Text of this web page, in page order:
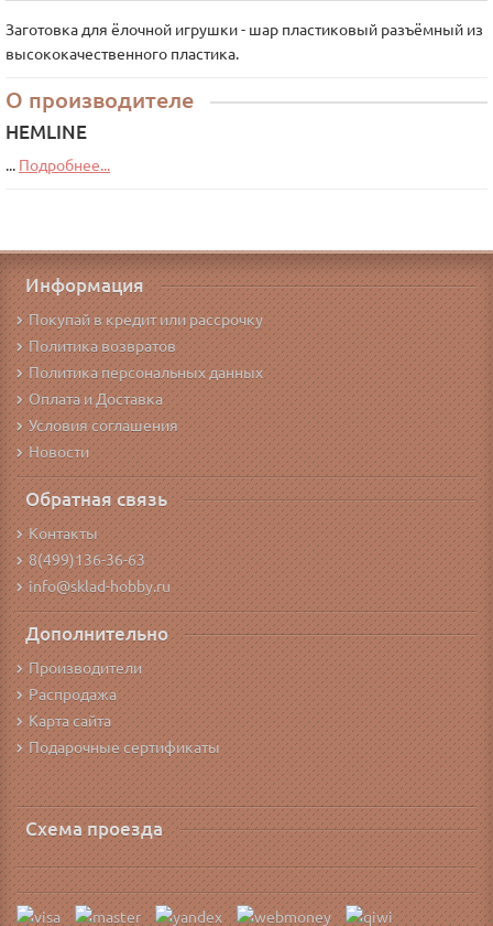
Заготовка для ёлочной игрушки - шар пластиковый разъёмный из
высококачественного пластика.
О производителе
HEMLINE
... Подробнее...
Информация
Покупай в кредит или рассрочку
Политика возвратов
Политика персональных данных
Оплата и Доставка
Условия соглашения
Новости
Обратная связь
Контакты
8(499)136-36-63
info@sklad-hobby.ru
Дополнительно
Производители
Распродажа
Карта сайта
Подарочные сертификаты
Схема проезда